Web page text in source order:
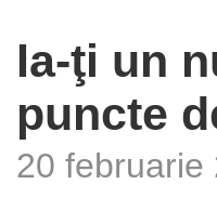
Ia-ţi un
puncte
20 februarie